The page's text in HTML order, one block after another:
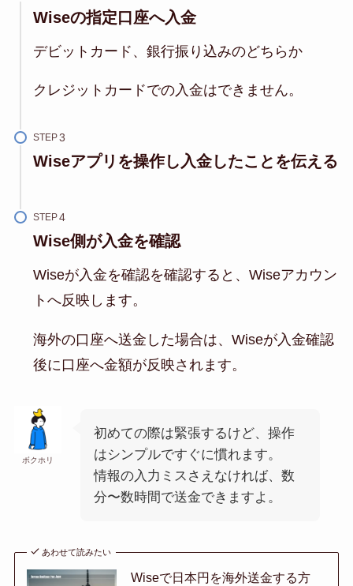
Wiseの指定口座へ入金
デビットカード、銀行振り込みのどちらか
クレジットカードでの入金はできません。
STEP
Wiseアプリを操作し入金したことを伝える
STEP
Wise側が入金を確認
Wiseが入金を確認を確認すると、Wiseアカウン
トへ反映します。
海外の口座へ送金した場合は、Wiseが入金確認
後に口座へ金額が反映されます。
ボクホリ
初めての際は緊張するけど、操作
はシンプルですぐに慣れます。
情報の入力ミスさえなければ、数
分〜数時間で送金できますよ。
あわせて読みたい
Wiseで日本円を海外送金する方